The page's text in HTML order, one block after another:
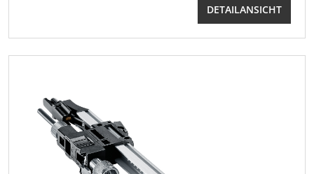
DETAILANSICHT